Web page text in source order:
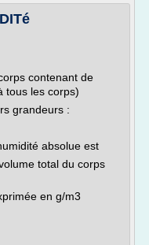
contenant de
tous les corps)
grandeurs :
absolue est
total du corps
en g/m3